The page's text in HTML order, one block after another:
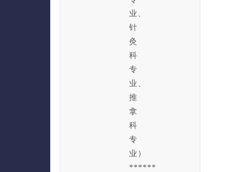
业、
针
灸
科
专
业、
推
拿
科
专
业）
******